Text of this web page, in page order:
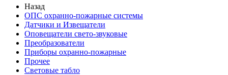
Назад
ОПС охранно-пожарные системы
Датчики и Извещатели
Оповещатели свето-звуковые
Преобразователи
Приборы охранно-пожарные
Прочее
Световые табло